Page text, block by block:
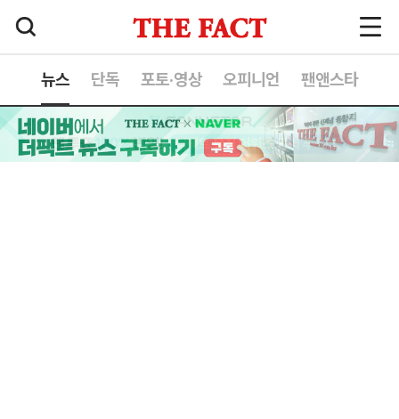
뉴스 단독 포토·영상 오피니언 팬앤스타